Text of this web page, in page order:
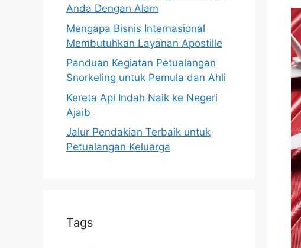
Anda Dengan Alam
Mengapa Bisnis Internasional
Membutuhkan Layanan Apostille
Panduan Kegiatan Petualangan
Snorkeling untuk Pemula dan Ahli
Kereta Api Indah Naik ke Negeri
Ajaib
Jalur Pendakian Terbaik untuk
Petualangan Keluarga
Tags